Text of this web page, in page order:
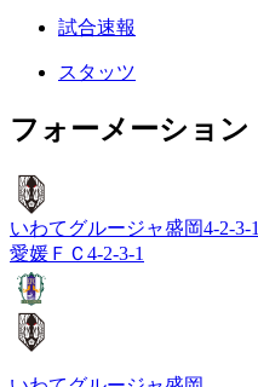
試合速報
スタッツ
フォーメーション
いわてグルージャ盛岡4-2-3-1
愛媛ＦＣ 4-2-3-1